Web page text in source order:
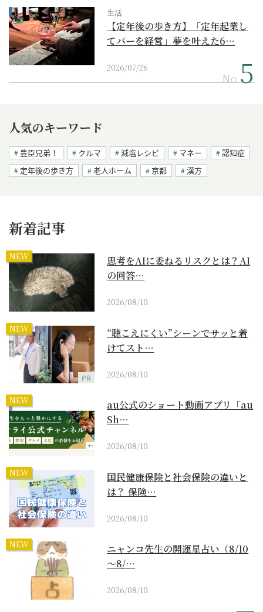
生活
【定年後の歩き方】「定年起業し
てバーを経営」夢を叶えた6…
2026/07/26
No.
人気のキーワード
豊臣兄弟！ クルマ 減塩レシピ マネー
認知症
定年後の歩き方
老人ホーム 京都 漢方
新着記事
NEW
思考をAIに委ねるリスクとは？AI
の回答…
2026/08/10
NEW
PR
“聴こえにくい”シーンでサッと着
けてスト…
2026/08/10
NEW
au公式のショート動画アプリ「au
Sh…
2026/08/10
NEW
国民健康保険と社会保険の違いと
は？ 保険…
2026/08/10
NEW
ニャンコ先生の開運星占い（8/10
～8/…
2026/08/10